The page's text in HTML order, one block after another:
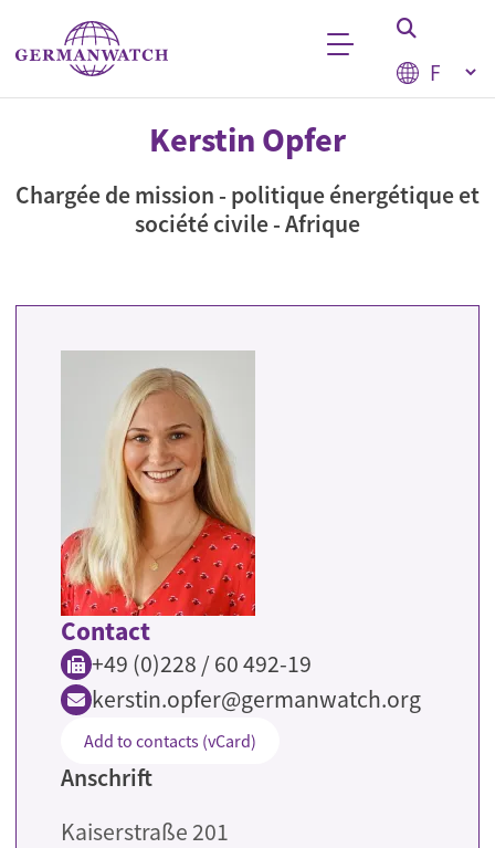
Aller au contenu principal
Select
StichwortsucheKerstin Opfer
Chargée de mission - politique énergétique et
société civile - Afrique
Contact
+49 (0)228 / 60 492-19
kerstin.opfer@germanwatch.org
Add to contacts (vCard)
Anschrift
Kaiserstraße 201